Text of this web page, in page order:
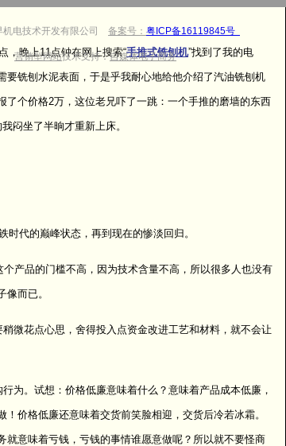
，晚上11点钟在网上搜索“手推式铣刨机”找到了我的电
铣刨水泥表面，于是乎我耐心地给他介绍了汽油铣刨机
了个价格2万，这位老兄吓了一跳：一个手推的磨墙的东西
闷坐了半晌才重新上床。
代的巅峰状态，再到现在的惨淡回归。
产品的门槛不高，因为技术含量不高，所以很多人也没有
而已。
微花点心思，舍得投入点资金改进工艺和材料，就不会让
为。试想：价格低廉意味着什么？意味着产品成本低廉，
价格低廉还意味着交货前笑脸相迎，交货后冷若冰霜。
意味着亏钱，亏钱的事情谁愿意做呢？所以就不要怪商
机电技术开发有限公司 备案号： 粤ICP备16119845号
营销型网站技术支持：自媒体电子商务
13707315277 全国各省会城市均有设备停放